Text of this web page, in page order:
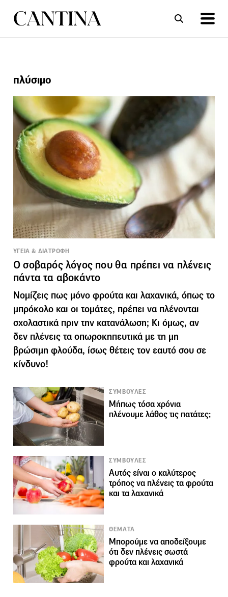
πλύσιμο
ΥΓΕΙΑ & ΔΙΑΤΡΟΦΗ
Ο σοβαρός λόγος που θα πρέπει να πλένεις
πάντα τα αβοκάντο
Νομίζεις πως μόνο φρούτα και λαχανικά, όπως το
μπρόκολο και οι τομάτες, πρέπει να πλένονται
σχολαστικά πριν την κατανάλωση; Κι όμως, αν
δεν πλένεις τα οπωροκηπευτικά με τη μη
βρώσιμη φλούδα, ίσως θέτεις τον εαυτό σου σε
κίνδυνο!
ΣΥΜΒΟΥΛΕΣ
Μήπως τόσα χρόνια
πλένουμε λάθος τις πατάτες;
ΣΥΜΒΟΥΛΕΣ
Αυτός είναι ο καλύτερος
τρόπος να πλένεις τα φρούτα
και τα λαχανικά
ΘΕΜΑΤΑ
Μπορούμε να αποδείξουμε
ότι δεν πλένεις σωστά
φρούτα και λαχανικά